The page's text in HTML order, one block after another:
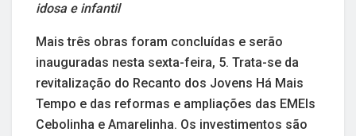
idosa e infantil
Mais três obras foram concluídas e serão
inauguradas nesta sexta-feira, 5. Trata-se da
revitalização do Recanto dos Jovens Há Mais
Tempo e das reformas e ampliações das EMEIs
Cebolinha e Amarelinha. Os investimentos são